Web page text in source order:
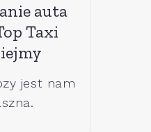
auta
Taxi
jest nam